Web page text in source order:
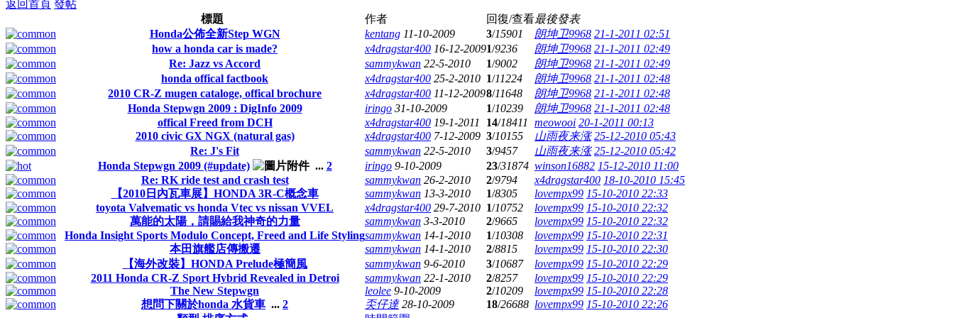
返回首頁 發帖
標題
作者 回復/查看最後發表
Honda公佈全新Step WGN
kentang 11-10-2009 3/15901 朗坤卫9968 21-1-2011 02:51
how a honda car is made?
x4dragstar400 16-12-20091/9236 朗坤卫9968 21-1-2011 02:49
Re: Jazz vs Accord
sammykwan 22-5-2010 1/9002 朗坤卫9968 21-1-2011 02:49
honda offical factbook
x4dragstar400 25-2-2010 1/11224 朗坤卫9968 21-1-2011 02:48
2010 CR-Z mugen cataloge, offical brochure
x4dragstar400 11-12-20098/11648 朗坤卫9968 21-1-2011 02:48
Honda Stepwgn 2009 : DigInfo 2009
iringo 31-10-2009 1/10239 朗坤卫9968 21-1-2011 02:48
offical Freed from DCH
x4dragstar400 19-1-2011 14/18411 meowooi 20-1-2011 00:13
2010 civic GX NGX (natural gas)
x4dragstar400 7-12-2009 3/10155 山雨夜来涨 25-12-2010 05:43
Re: J's Fit
sammykwan 22-5-2010 3/9457 山雨夜来涨 25-12-2010 05:42
Honda Stepwgn 2009 (#update)
... 2 iringo 9-10-2009 23/31874 winson16882 15-12-2010 11:00
Re: RK ride test and crash test
sammykwan 26-2-2010 2/9794 x4dragstar400 18-10-2010 15:45
【2010日內瓦車展】HONDA 3R-C概念車
sammykwan 13-3-2010 1/8305 lovempx99 15-10-2010 22:33
toyota Valvematic vs honda Vtec vs nissan VVEL
x4dragstar400 29-7-2010 1/10752 lovempx99 15-10-2010 22:32
萬能的太陽，請賜給我神奇的力量
sammykwan 3-3-2010 2/9665 lovempx99 15-10-2010 22:32
Honda Insight Sports Modulo Concept, Freed and Life Stylingsammykwan 14-1-2010 1/10308 lovempx99 15-10-2010 22:31
本田旗艦店傳搬遷
sammykwan 14-1-2010 2/8815 lovempx99 15-10-2010 22:30
【海外改裝】HONDA Prelude極簡風
sammykwan 9-6-2010 3/10687 lovempx99 15-10-2010 22:29
2011 Honda CR-Z Sport Hybrid Revealed in Detroi
sammykwan 22-1-2010 2/8257 lovempx99 15-10-2010 22:29
The New Stepwgn
leolee 9-10-2009 2/10209 lovempx99 15-10-2010 22:28
想問下關於honda 水貨車 ... 2 奀仔達 28-10-2009 18/26688 lovempx99 15-10-2010 22:26